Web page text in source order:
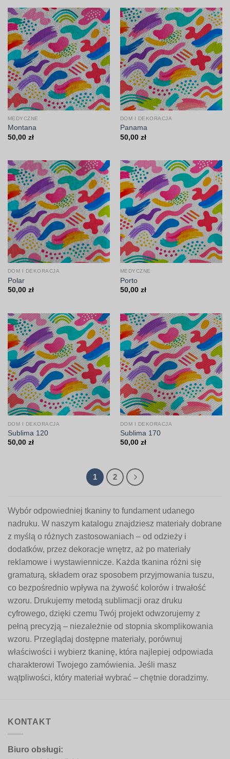
MEDYCZNE
Montana
50,00 zł
DOM I DEKORACJA
Panama
50,00 zł
DOM I DEKORACJA
Polar
50,00 zł
MEDYCZNE
Porto
50,00 zł
DOM I DEKORACJA
Sublima 120
50,00 zł
DOM I DEKORACJA
Sublima 170
50,00 zł
1 2
Wybór odpowiedniej tkaniny to fundament udanego
nadruku. W naszym katalogu znajdziesz materiały dobrane
z myślą o różnych zastosowaniach – od odzieży i
dodatków, przez dekoracje wnętrz, aż po materiały
reklamowe i wystawiennicze. Każda tkanina różni się
gramaturą, składem oraz sposobem przyjmowania tuszu,
co bezpośrednio wpływa na żywość kolorów i trwałość
wzoru. Drukujemy metodą sublimacji oraz druku
cyfrowego, dzięki czemu Twój projekt odwzorujemy z
pełną precyzją – niezależnie od stopnia skomplikowania
wzoru. Przeglądaj dostępne materiały, porównuj
właściwości i wybierz tkaninę, która najlepiej odpowiada
charakterowi Twojego zamówienia. Jeśli masz
wątpliwości, który materiał wybrać – chętnie doradzimy.
KONTAKT
Biuro obsługi: